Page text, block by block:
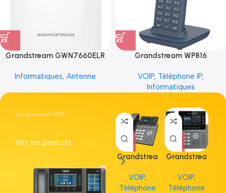
Grandstream GWN7660ELR
Informatiques, Antenne
Grandstream WP816
VOIP, Téléphone IP,
Informatiques
Equipement VOIP
Voir les produits
Grandstrea
m GRP2613
VOIP,
Téléphone
Grandstrea
VOIP,
Téléphone